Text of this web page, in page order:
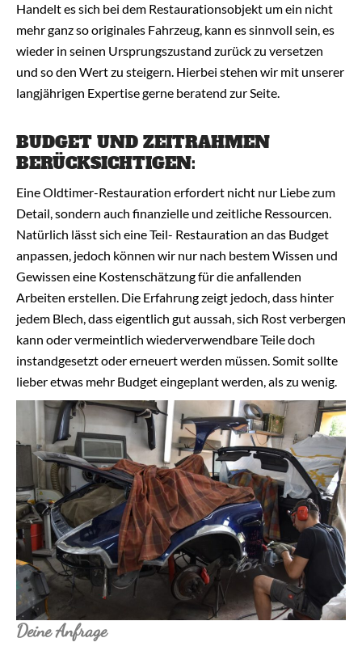
Handelt es sich bei dem Restaurationsobjekt um ein nicht
mehr ganz so originales Fahrzeug, kann es sinnvoll sein, es
wieder in seinen Ursprungszustand zurück zu versetzen
und so den Wert zu steigern. Hierbei stehen wir mit unserer
langjährigen Expertise gerne beratend zur Seite.
BUDGET UND ZEITRAHMEN
BERÜCKSICHTIGEN:
Eine Oldtimer-Restauration erfordert nicht nur Liebe zum
Detail, sondern auch finanzielle und zeitliche Ressourcen.
Natürlich lässt sich eine Teil- Restauration an das Budget
anpassen, jedoch können wir nur nach bestem Wissen und
Gewissen eine Kostenschätzung für die anfallenden
Arbeiten erstellen. Die Erfahrung zeigt jedoch, dass hinter
jedem Blech, dass eigentlich gut aussah, sich Rost verbergen
kann oder vermeintlich wiederverwendbare Teile doch
instandgesetzt oder erneuert werden müssen. Somit sollte
lieber etwas mehr Budget eingeplant werden, als zu wenig.
Deine Anfrage